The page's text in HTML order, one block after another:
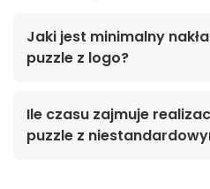
Jaki jest minimalny
puzzle z logo?
Ile czasu zajmuje
puzzle z